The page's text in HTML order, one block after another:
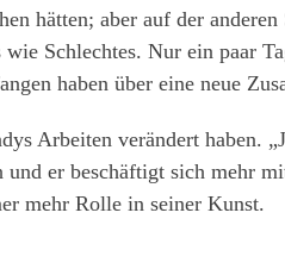
hätten; aber auf der
Schlechtes. Nur ein paar
haben über eine neue
Arbeiten verändert haben.
er beschäftigt sich mehr
mehr Rolle in seiner Kunst.